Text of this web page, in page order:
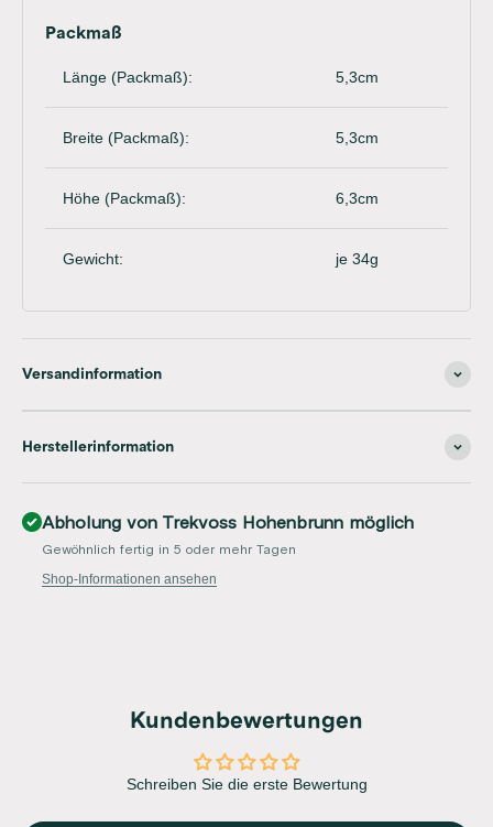
Packmaß
Länge (Packmaß): 5,3cm
Breite (Packmaß): 5,3cm
Höhe (Packmaß): 6,3cm
Gewicht: je 34g
Versandinformation
Herstellerinformation
Abholung von Trekvoss Hohenbrunn möglich
Gewöhnlich fertig in 5 oder mehr Tagen
Shop-Informationen ansehen
Kundenbewertungen
Schreiben Sie die erste Bewertung